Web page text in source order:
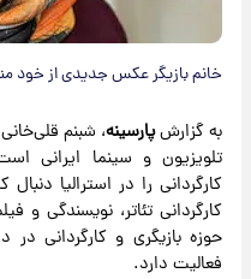
خانم بازیگر عکس جدیدی از خود
به گزارشپارسینه
تلویزیون و سینما ایرانی
کارگردانی را در استرالیا
کارگردانی تئاتر، نویسندگی و
حوزه بازیگری و کارگردانی
فعالیت دارد.